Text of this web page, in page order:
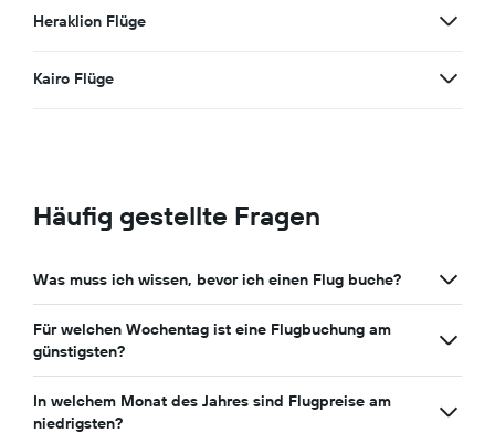
Heraklion Flüge
Kairo Flüge
Häufig gestellte Fragen
Was muss ich wissen, bevor ich einen Flug buche?
Für welchen Wochentag ist eine Flugbuchung am
günstigsten?
In welchem Monat des Jahres sind Flugpreise am
niedrigsten?